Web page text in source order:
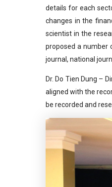
details for each
changes in the
scientist in the
proposed a number
journal, national
Dr. Do Tien Dung –
aligned with the
be recorded and